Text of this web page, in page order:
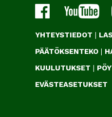
YHTEYSTIEDOT |
PÄÄTÖKSENTEKO |
KUULUTUKSET |
EVÄSTEASETUKSET